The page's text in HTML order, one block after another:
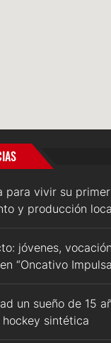
para vivir su
y producción
jóvenes,
“Oncativo
un sueño de 15
sintética